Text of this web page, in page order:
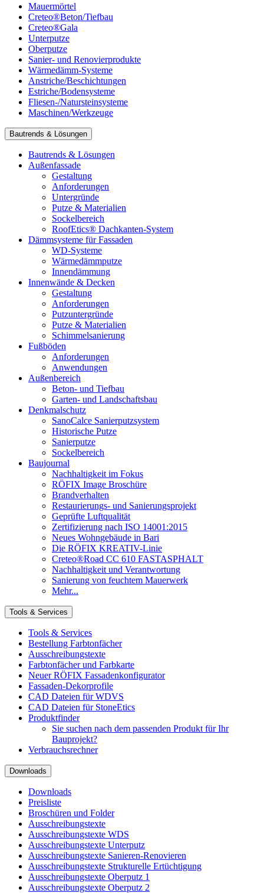
Mauermörtel
Creteo®Beton/Tiefbau
Creteo®Gala
Unterputze
Oberputze
Sanier- und Renovierprodukte
Wärmedämm-Systeme
Anstriche/Beschichtungen
Estriche/Bodensysteme
Fliesen-/Natursteinsysteme
Maschinen/Werkzeuge
Bautrends & Lösungen
Bautrends & Lösungen
Außenfassade
Gestaltung
Anforderungen
Untergründe
Putze & Materialien
Sockelbereich
RoofEtics® Dachkanten-System
Dämmsysteme für Fassaden
WD-Systeme
Wärmedämmputze
Innendämmung
Innenwände & Decken
Gestaltung
Anforderungen
Putzuntergründe
Putze & Materialien
Schimmelsanierung
Fußböden
Anforderungen
Anwendungen
Außenbereich
Beton- und Tiefbau
Garten- und Landschaftsbau
Denkmalschutz
SanoCalce Sanierputzsystem
Historische Putze
Sanierputze
Sockelbereich
Baujournal
Nachhaltigkeit im Fokus
RÖFIX Image Broschüre
Brandverhalten
Restaurierungs- und Sanierungsprojekt
Geprüfte Luftqualität
Zertifizierung nach ISO 14001:2015
Neues Wohngebäude in Bari
Die RÖFIX KREATIV-Linie
Creteo®Road CC 610 FASTASPHALT
Nachhaltigkeit und Verantwortung
Sanierung von feuchtem Mauerwerk
Mehr...
Tools & Services
Tools & Services
Bestellung Farbtonfächer
Ausschreibungstexte
Farbtonfächer und Farbkarte
Neuer RÖFIX Fassadenkonfigurator
Fassaden-Dekorprofile
CAD Dateien für WDVS
CAD Dateien für StoneEtics
Produktfinder
Sie suchen nach dem passenden Produkt für Ihr
Bauprojekt?
Verbrauchsrechner
Downloads
Downloads
Preisliste
Broschüren und Folder
Ausschreibungstexte
Ausschreibungstexte WDS
Ausschreibungstexte Unterputz
Ausschreibungstexte Sanieren-Renovieren
Ausschreibungstexte Strukturelle Ertüchtigung
Ausschreibungstexte Oberputz 1
Ausschreibungstexte Oberputz 2